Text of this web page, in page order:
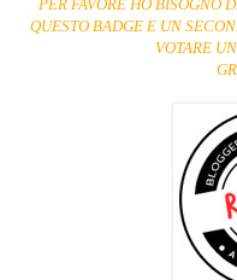
PER FAVORE HO BISOGNO
QUESTO BADGE E UN
VOTARE